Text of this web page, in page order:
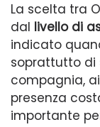
La scelta tra
dal livello di
indicato
soprattutto di
compagnia,
presenza
importante